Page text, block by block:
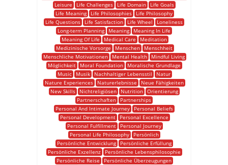
Leisure
Life Challenges Life Domain
Life Goals
Life Meaning
Life Philosophies
Life Philosophy
Life Questions
Life Satisfaction Life Wheel
Loneliness
Long-term Planning
Meaning
Meaning In Life
Meaning Of Life
Medical Care
Meditation
Medizinische Vorsorge
Menschen
Menschheit
Menschliche Motivationen
Mental Health
Mindful Living
Möglichkeit
Moral Foundation
Moralische Grundlage
Music
Musik Nachhaltiger Lebensstil
Natur
Nature Experiences
Naturerlebnisse
Neue Fähigkeiten
New Skills
Nichtreligiösen Nutrition
Orientierung
Partnerschaften
Partnerships
Personal And Intimate Journey
Personal Beliefs
Personal Development
Personal Excellence
Personal Fulfillment
Personal Journey
Personal Life Philosophy
Persönlich
Persönliche Entwicklung
Persönliche Erfüllung
Persönliche Exzellenz
Persönliche Lebensphilosophie
Persönliche Reise
Persönliche Überzeugungen